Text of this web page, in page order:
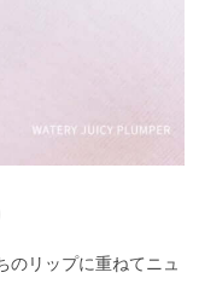
のリップに重ねてニュ